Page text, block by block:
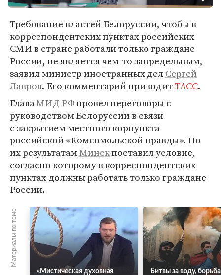
Требование властей Белоруссии, чтобы в
корреспондентских пунктах российских
СМИ в стране работали только граждане
России, не является чем-то запредельным,
заявил министр иностранных делСергей
Лавров. Его комментарий приводитТАСС.
ГлаваМИД РФпровел переговоры с
руководством Белоруссии в связи
с закрытием местного корпункта
российской «Комсомольской правды». По
их результатамМинскпоставил условие,
согласно которому в корреспондентских
пунктах должны работать только граждане
России.
Материалы по теме
«Мистическая духовная
Битвы за воду,